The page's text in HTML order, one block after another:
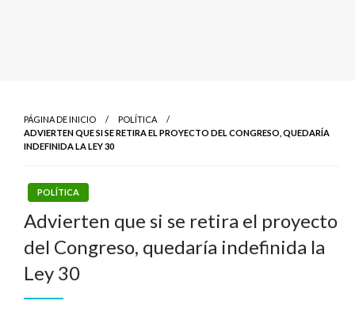
PÁGINA DE INICIO
POLÍTICA
ADVIERTEN QUE SI SE RETIRA EL PROYECTO DEL CONGRESO, QUEDARÍA
INDEFINIDA LA LEY 30
POLÍTICA
Advierten que si se retira el proyecto
del Congreso, quedaría indefinida la
Ley 30